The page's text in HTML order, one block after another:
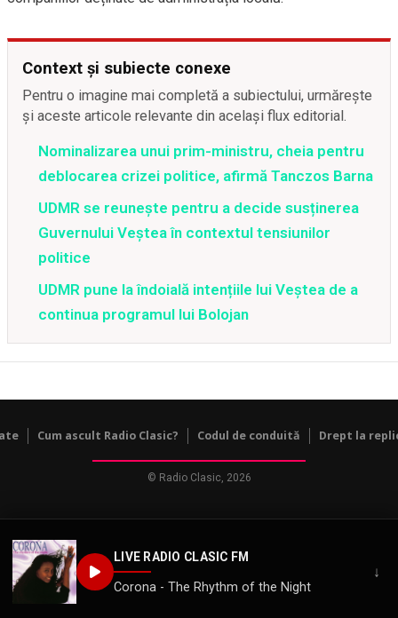
LIVE RADIO CLASIC FM
Corona - The Rhythm of the Night
↓
Context și subiecte conexe
Pentru o imagine mai completă a subiectului, urmărește
și aceste articole relevante din același flux editorial.
Nominalizarea unui prim-ministru, cheia pentru
deblocarea crizei politice, afirmă Tanczos Barna
UDMR se reunește pentru a decide susținerea
Guvernului Veștea în contextul tensiunilor
politice
UDMR pune la îndoială intențiile lui Veștea de a
continua programul lui Bolojan
Cum ascult Radio Clasic? Codul de conduită Drept la
© Radio Clasic, 2026